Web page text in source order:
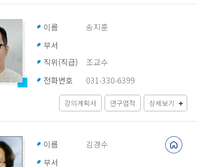
이름
송지훈
부서
직위(직급)
조교수
전화번호
031-330-6399
강의계획서 연구업적 상세보기
이름
김경수
부서